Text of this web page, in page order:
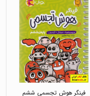
فینگر هوش تجسمی ششم